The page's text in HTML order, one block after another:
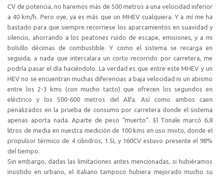
CV de potencia, no haremos más de 500 metros a una velocidad inferior
a 40 km/h. Pero oye, ya es más que un MHEV cualquiera. Y a mí me ha
bastado para que siempre recorriese los aparcamientos en suavidad y
silencio, ahorrando a los peatones ruido de escape, emisiones, y a mi
bolsillo décimas de combustible. Y como el sistema se recarga en
seguida, a nada que intercalara un corto recorrido por carretera, me
podría pasar el día haciéndolo. La verdad es que entre este MHEV y un
HEV no se encuentran muchas diferencias a baja velocidad ni un abismo
entre los 2-3 kms (con mucho tacto) que ofrecen los segundos en
eléctrico y los 500-600 metros del Alfa. Así como ambos caen
penalizados en la prueba de consumo por carretera donde el sistema
apenas aporta nada. Aparte de peso “muerto”. El Tonale marcó 6,8
litros de media en nuestra medición de 100 kms en uso mixto, donde el
propulsor térmico de 4 cilindros, 1.5L y 160CV estuvo presente el 98%
del tiempo.
Sin embargo, dadas las limitaciones antes mencionadas, si hubiéramos
insistido en urbano, el italiano tampoco hubiera mejorado mucho su